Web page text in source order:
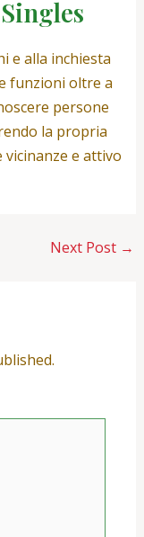
e alla inchiesta
funzioni oltre a
persone
la propria
vicinanze e attivo
Next Post →